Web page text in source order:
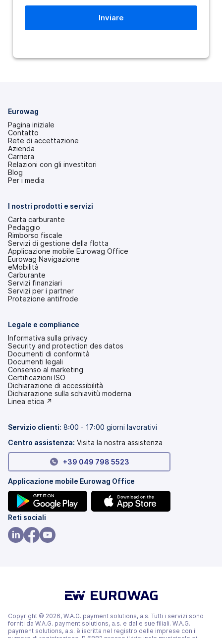
Eurowag
Pagina iniziale
Contatto
Rete di accettazione
Azienda
Carriera
Relazioni con gli investitori
(si
apre
nuova
scheda)
Blog
Per i media
I nostri prodotti e servizi
Carta carburante
Pedaggio
Rimborso fiscale
Servizi di gestione della flotta
Applicazione mobile Eurowag Office
Eurowag Navigazione
eMobilità
Carburante
Servizi finanziari
Servizi per i partner
Protezione antifrode
Legale e compliance
Informativa sulla privacy
Security and protection des datos
Documenti di conformità
Documenti legali
Consenso al marketing
Certificazioni ISO
Dichiarazione di accessibilità
(si
apre
nuova
Dichiarazione sulla schiavitù moderna
(si
una
scheda)
Linea etica ↗
Servizio clienti: 8:00 - 17:00 giorni lavorativi
Centro assistenza: Visita la nostra assistenza
+39 049 798 5523
Applicazione mobile Eurowag Office
(si
apre
in
Reti sociali
Copyright © 2026, W.A.G. payment solutions, a.s. Tutti i servizi sono
forniti da W.A.G. payment solutions, a.s. e dalle sue filiali. W.A.G.
payment solutions, a.s. è iscritta nel registro delle imprese con il